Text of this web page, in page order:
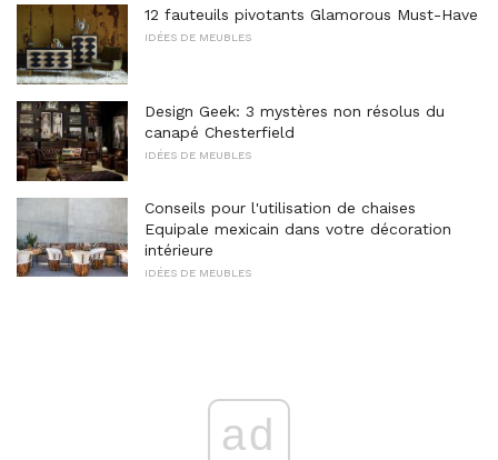
12 fauteuils pivotants Glamorous Must-Have
IDÉES DE MEUBLES
Design Geek: 3 mystères non résolus du
canapé Chesterfield
IDÉES DE MEUBLES
Conseils pour l'utilisation de chaises
Equipale mexicain dans votre décoration
intérieure
IDÉES DE MEUBLES
ad